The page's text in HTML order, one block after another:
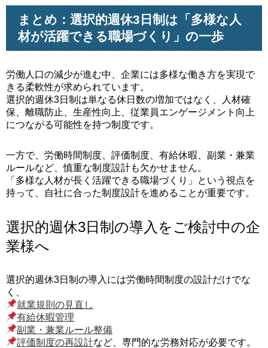
まとめ：選択的週休3日制は「多様な人
材が活躍できる職場づくり」の一歩
労働人口の減少が進む中、企業には多様な働き方を実現で
きる柔軟性が求められています。
選択的週休3日制は単なる休日数の増加ではなく、人材確
保、離職防止、生産性向上、従業員エンゲージメント向上
につながる可能性を持つ制度です。
一方で、労働時間制度、評価制度、有給休暇、副業・兼業
ルールなど、慎重な制度設計も欠かせません。
「多様な人材が長く活躍できる職場づくり」という視点を
持って、自社に合った制度設計を進めることが重要です。
選択的週休3日制の導入をご検討中の企
業様へ
選択的週休3日制の導入には労働時間制度の設計だけでな
く、
就業規則の見直し
有給休暇管理
副業・兼業ルール整備
評価制度の再設計など、専門的な労務対応が必要です。